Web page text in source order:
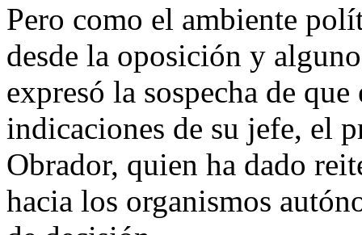
Pero como el ambiente
desde la oposición y
expresó la sospecha de
indicaciones de su jefe, el
Obrador, quien ha dado
hacia los organismos